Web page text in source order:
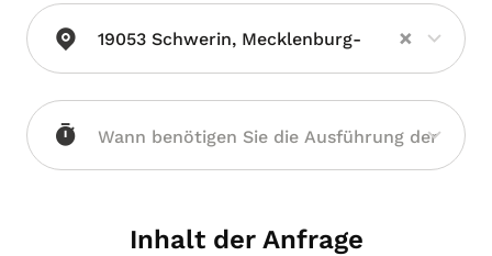
19053 Schwerin, Mecklenburg- ×
Inhalt der Anfrage